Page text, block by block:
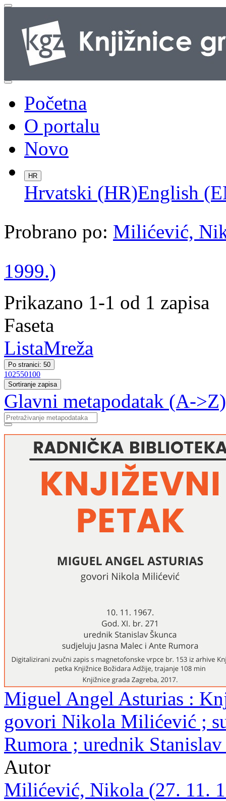
Početna
O portalu
Novo
HR
Hrvatski (HR)English
Probrano po: Milićević,
1999.)
Prikazano 1-1 od 1 zapisa
Faseta
ListaMreža
Po stranici: 50
102550100
Sortiranje zapisa
Glavni metapodatak (A->Z)
Miguel Angel Asturias :
govori Nikola Milićević ;
Rumora ; urednik Stanislav
Autor
Milićević, Nikola (27. 11.